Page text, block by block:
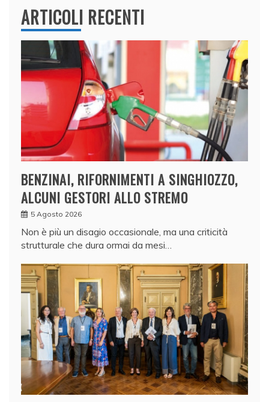
ARTICOLI RECENTI
BENZINAI, RIFORNIMENTI A SINGHIOZZO,
ALCUNI GESTORI ALLO STREMO
5 Agosto 2026
Non è più un disagio occasionale, ma una criticità
strutturale che dura ormai da mesi…